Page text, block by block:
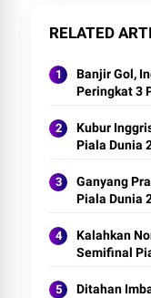
RELATED
Banjir Gol,
Peringkat 3
Kubur
Piala Dunia
Ganyang
Piala Dunia
Kalahkan
Semifinal
Ditahan